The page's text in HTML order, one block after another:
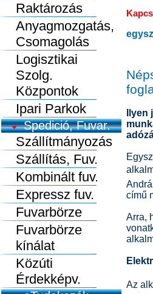
Raktározás
Anyagmozgatás,
Csomagolás
Logisztikai
Szolg.
Központok
Ipari Parkok
Spedició, Fuvar.
Szállítmányozás
Szállítás, Fuv.
Kombinált fuv.
Expressz fuv.
Fuvarbörze
Fuvarbörze
kínálat
Közúti
Érdekképv.
című
Arra,
Az